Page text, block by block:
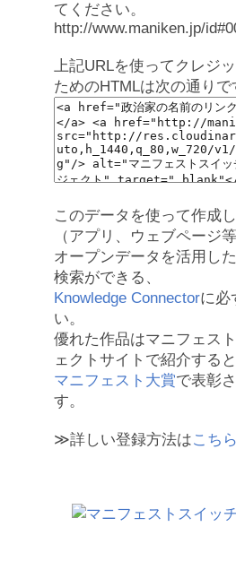
てください。
http://www.maniken.jp/
上記URLを使ってクレジ
ためのHTMLは次の通りで
このデータを使って作成
（アプリ、ウェブページ等
オープンデータを活用し
検索ができる、
Knowledge Connectorに必
い。
優れた作品はマニフェス
ェクトサイトで紹介すると
マニフェスト大賞で表彰
す。
≫詳しい登録方法はこちら